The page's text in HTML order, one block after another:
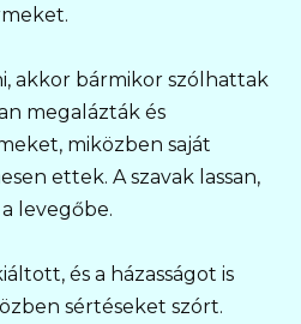
akkor bármikor szólhattak
megalázták és
miközben saját
ettek. A szavak lassan,
levegőbe.
és a házasságot is
sértéseket szórt.